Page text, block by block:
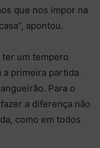
que nos impor na
apontou.
um tempero
a primeira partida
Para o
a diferença não
como em todos